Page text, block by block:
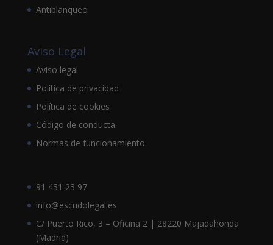
Antiblanqueo
Aviso Legal
Aviso legal
Política de privacidad
Política de cookies
Código de conducta
Normas de funcionamiento
91 431 23 97
info@escudolegal.es
C/ Puerto Rico, 3 – Oficina 2 | 28220 Majadahonda
(Madrid)